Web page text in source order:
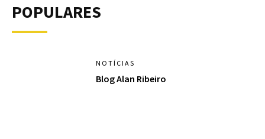
POPULARES
NOTÍCIAS
Blog Alan Ribeiro